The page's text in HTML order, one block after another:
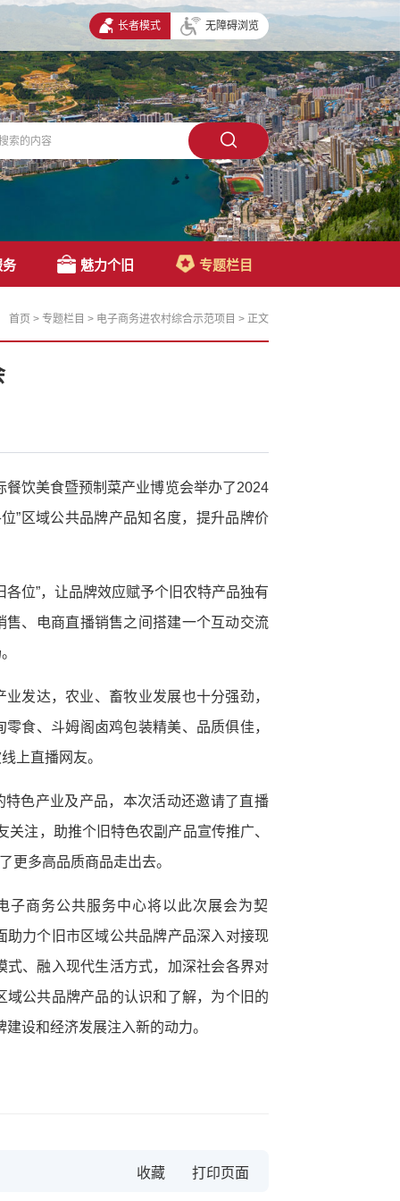
长者模式 无障碍浏览
魅力个旧 专题栏目
首页 > 专题栏目 > 电子商务进农村综合示范项目 > 正文
饮美食暨预制菜产业博览会举办了2024
”区域公共品牌产品知名度，提升品牌价
位”，让品牌效应赋予个旧农特产品独有
、电商直播销售之间搭建一个互动交流
发达，农业、畜牧业发展也十分强劲，
食、斗姆阁卤鸡包装精美、品质俱佳，
上直播网友。
色产业及产品，本次活动还邀请了直播
关注，助推个旧特色农副产品宣传推广、
更多高品质商品走出去。
子商务公共服务中心将以此次展会为契
助力个旧市区域公共品牌产品深入对接现
式、融入现代生活方式，加深社会各界对
域公共品牌产品的认识和了解，为个旧的
建设和经济发展注入新的动力。
收藏